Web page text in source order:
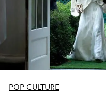
POP CULTURE